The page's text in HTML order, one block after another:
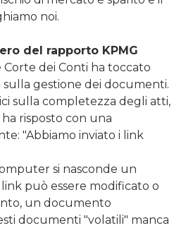
noi.
del rapporto KPMG
dei Conti ha toccato
gestione dei documenti.
sulla completezza degli atti,
risposto con una
"Abbiamo inviato i link
si nasconde un
può essere modificato o
un documento
documenti "volatili" manca